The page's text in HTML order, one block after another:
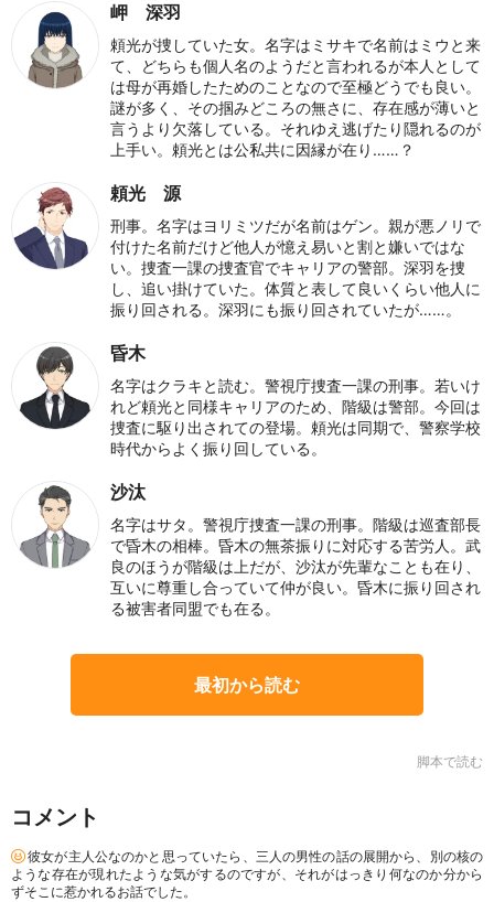
岬 深羽
頼光が捜していた女。名字はミサキで名前はミウと来
て、どちらも個人名のようだと言われるが本人として
は母が再婚したためのことなので至極どうでも良い。
謎が多く、その掴みどころの無さに、存在感が薄いと
言うより欠落している。それゆえ逃げたり隠れるのが
上手い。頼光とは公私共に因縁が在り……？
頼光 源
刑事。名字はヨリミツだが名前はゲン。親が悪ノリで
付けた名前だけど他人が憶え易いと割と嫌いではな
い。捜査一課の捜査官でキャリアの警部。深羽を捜
し、追い掛けていた。体質と表して良いくらい他人に
振り回される。深羽にも振り回されていたが……。
昏木
名字はクラキと読む。警視庁捜査一課の刑事。若いけ
れど頼光と同様キャリアのため、階級は警部。今回は
捜査に駆り出されての登場。頼光は同期で、警察学校
時代からよく振り回している。
沙汰
名字はサタ。警視庁捜査一課の刑事。階級は巡査部長
で昏木の相棒。昏木の無茶振りに対応する苦労人。武
良のほうが階級は上だが、沙汰が先輩なことも在り、
互いに尊重し合っていて仲が良い。昏木に振り回され
る被害者同盟でも在る。
最初から読む
脚本で読む
コメント
彼女が主人公なのかと思っていたら、三人の男性の話の展開から、別の核の
ような存在が現れたような気がするのですが、それがはっきり何なのか分から
ずそこに惹かれるお話でした。